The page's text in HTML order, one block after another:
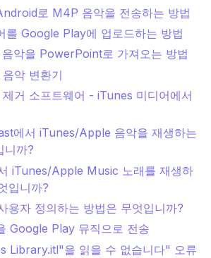
로 M4P 음악을 전송하는 방법
를 Google Play에 업로드하는 방법
악을 PowerPoint로 가져오는 방법
악 변환기
거 소프트웨어 - iTunes 미디어에서
에서 iTunes/Apple 음악을 재생하는
니까?
iTunes/Apple Music 노래를 재생하
입니까?
용자 정의하는 방법은 무엇입니까?
Google Play 뮤직으로 전송
Library.itl"을 읽을 수 없습니다" 오류